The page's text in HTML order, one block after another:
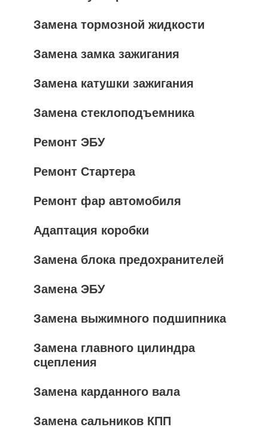
Замена тормозной жидкости
Замена замка зажигания
Замена катушки зажигания
Замена стеклоподъемника
Ремонт ЭБУ
Ремонт Стартера
Ремонт фар автомобиля
Адаптация коробки
Замена блока предохранителей
Замена ЭБУ
Замена выжимного подшипника
Замена главного цилиндра
сцепления
Замена карданного вала
Замена сальников КПП